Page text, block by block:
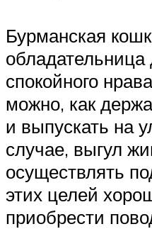
Бурманская
обладательница
спокойного
можно, как
и выпускать на
случае, выгул
осуществлять
этих целей
приобрести